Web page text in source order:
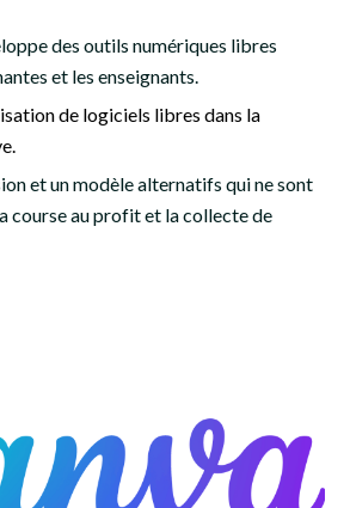
des outils numériques libres
et les enseignants.
de logiciels libres dans la
et un modèle alternatifs qui ne sont
course au profit et la collecte de